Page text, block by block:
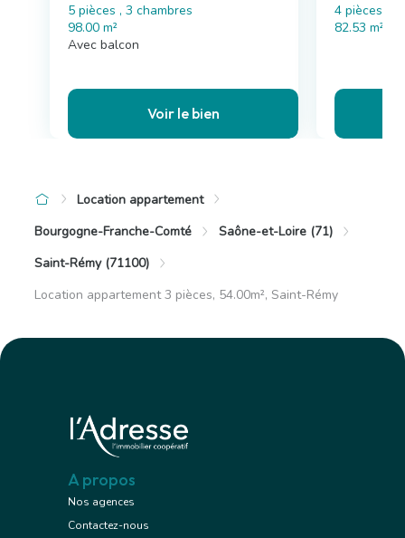
5 pièces , 3 chambres
98.00 m²
Avec balcon
Voir le bien
4 pièces , 3
82.53 m²
Location appartement
Bourgogne-Franche-Comté
Saône-et-Loire (71)
Saint-Rémy (71100)
Location appartement 3 pièces, 54.00m², Saint-Rémy
A propos
Nos agences
Contactez-nous